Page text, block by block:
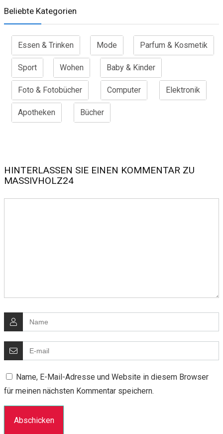
Beliebte Kategorien
Essen & Trinken Mode Parfum & Kosmetik
Sport Wohen Baby & Kinder
Foto & Fotobücher Computer Elektronik
Apotheken Bücher
HINTERLASSEN SIE EINEN KOMMENTAR ZU
MASSIVHOLZ24
Name, E-Mail-Adresse und Website in diesem Browser
für meinen nächsten Kommentar speichern.